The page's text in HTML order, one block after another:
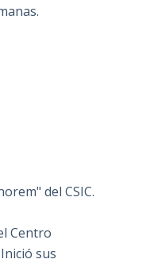
del CSIC.
Centro
sus